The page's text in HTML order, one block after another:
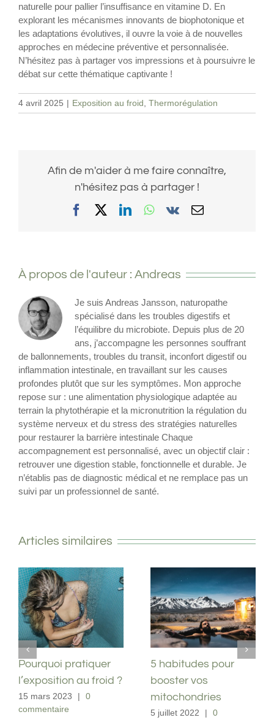
naturelle pour pallier l’insuffisance en vitamine D. En
explorant les mécanismes innovants de biophotonique et
les adaptations évolutives, il ouvre la voie à de nouvelles
approches en médecine préventive et personnalisée.
N’hésitez pas à partager vos impressions et à poursuivre le
débat sur cette thématique captivante !
4 avril 2025 | Exposition au froid Thermorégulation
Afin de m'aider à me faire connaître,
n'hésitez pas à partager !
FacebookLinkedInWhatsApp
Vk Email
À propos de l'auteur : Andreas
Je suis Andreas Jansson, naturopathe
spécialisé dans les troubles digestifs et
l’équilibre du microbiote. Depuis plus de 20
ans, j’accompagne les personnes souffrant
de ballonnements, troubles du transit, inconfort digestif ou
inflammation intestinale, en travaillant sur les causes
profondes plutôt que sur les symptômes. Mon approche
repose sur : une alimentation physiologique adaptée au
terrain la phytothérapie et la micronutrition la régulation du
système nerveux et du stress des stratégies naturelles
pour restaurer la barrière intestinale Chaque
accompagnement est personnalisé, avec un objectif clair :
retrouver une digestion stable, fonctionnelle et durable. Je
n’établis pas de diagnostic médical et ne remplace pas un
suivi par un professionnel de santé.
Articles similaires
Pourquoi pratiquer
l’exposition au froid ?
15 mars 2023 |
0
commentaire
5 habitudes pour
booster vos
mitochondries
5 juillet 2022 |
0